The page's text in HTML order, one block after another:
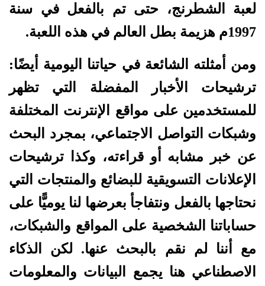
لعبة الشطرنج، حتى تم بالفعل في سنة
1997م هزيمة بطل العالم في هذه اللعبة.
ومن أمثلته الشائعة في حياتنا اليومية أيضًا:
ترشيحات الأخبار المفضلة التي تظهر
للمستخدمين على مواقع الإنترنت المختلفة
وشبكات التواصل الاجتماعي، بمجرد البحث
عن خبر مشابه أو قراءته، وكذا ترشيحات
الإعلانات التسويقية للبضائع والمنتجات التي
نحتاجها بالفعل ونتفاجأ بعرضها لنا يوميًّا على
حساباتنا الشخصية على المواقع والشبكات،
مع أننا لم نقم بالبحث عنها. لكن الذكاء
الاصطناعي هنا يجمع البيانات والمعلومات